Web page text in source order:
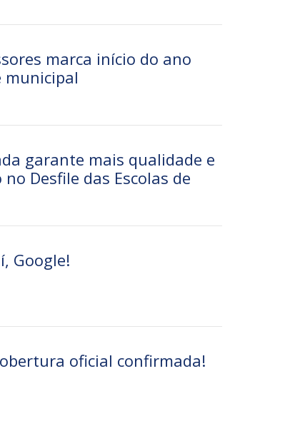
marca início do ano
municipal
garante mais qualidade e
Desfile das Escolas de
Google!
oficial confirmada!